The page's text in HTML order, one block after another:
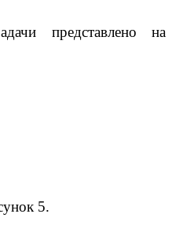
представлено на
5.